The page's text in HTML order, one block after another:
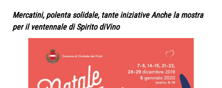
Mercatini, polenta solidale, tante iniziative Anche la mostra
per il ventennale di Spirito diVino